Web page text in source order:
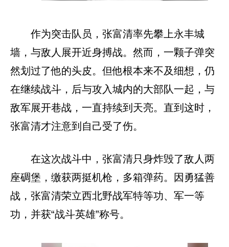
作为突击队员，张富清率先攀上永丰城
墙，与敌人展开近身搏战。然而，一颗子弹突
然划过了他的头皮。但他根本来不及细想，仍
在继续战斗，后与攻入城内的大部队一起，与
敌军展开巷战，一直持续到天亮。直到这时，
张富清才注意到自己受了伤。
在这次战斗中，张富清只身炸毁了敌人两
座碉堡，缴获两挺机枪，多箱弹药。因勇猛善
战，张富清荣立西北野战军特等功、军一等
功，并获“战斗英雄”称号。